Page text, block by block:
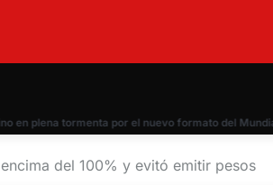
plena tormenta por el nuevo formato del Mundial
del 100% y evitó emitir pesos